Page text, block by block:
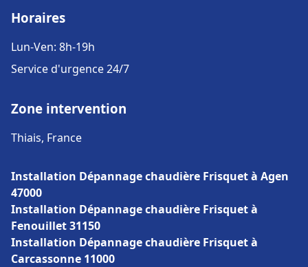
Horaires
Lun-Ven: 8h-19h
Service d'urgence 24/7
Zone intervention
Thiais, France
Installation Dépannage chaudière Frisquet à Agen
47000
Installation Dépannage chaudière Frisquet à
Fenouillet 31150
Installation Dépannage chaudière Frisquet à
Carcassonne 11000